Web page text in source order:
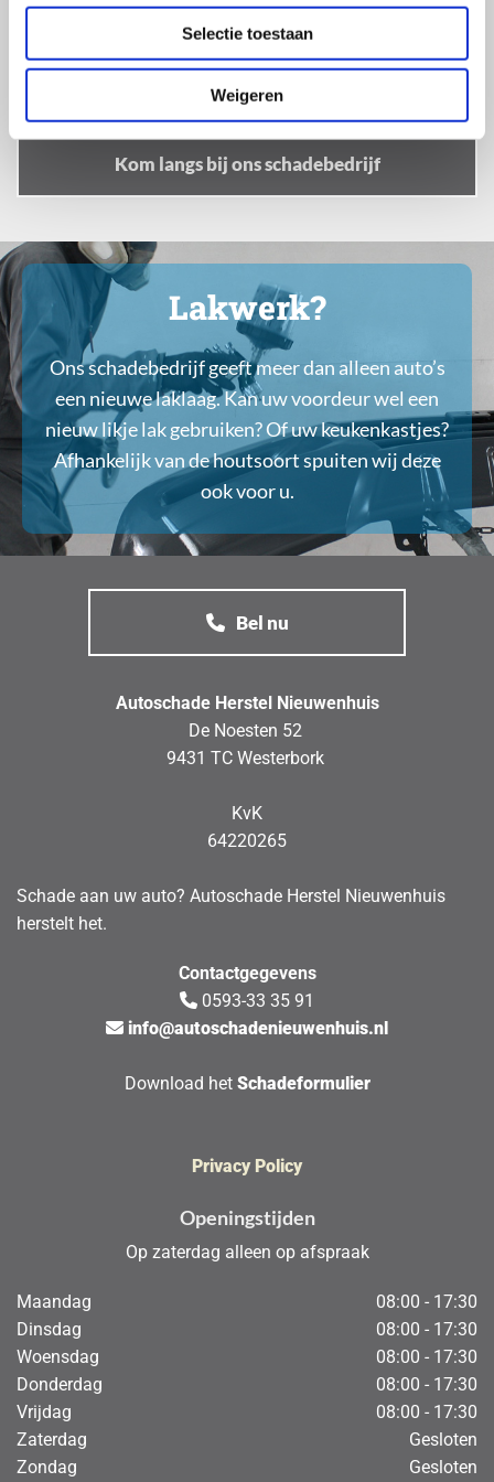
Selectie toestaan
Weigeren
om alles weer te monteren. Heeft u een vervangende
auto nodig tijdens de reparatie? Geen probleem! Dan
kunt u gebruikmaken van onzemobiliteitsservice
Kom langs bij ons schadebedrijf
Lakwerk?
Ons schadebedrijf geeft meer dan alleen auto’s
een nieuwe laklaag. Kan uw voordeur wel een
nieuw likje lak gebruiken? Of uw keukenkastjes?
Afhankelijk van de houtsoort spuiten wij deze
ook voor u.
Bel nu
Autoschade Herstel Nieuwenhuis
De Noesten 52
9431 TC Westerbork
KvK
64220265
Schade aan uw auto? Autoschade Herstel Nieuwenhuis
herstelt het.
Contactgegevens
 0593-33 35 91
 info@autoschadenieuwenhuis.nl
Download het Schadeformulier
Privacy Policy
Openingstijden
Op zaterdag alleen op afspraak
Maandag
08:00 - 17:30
Dinsdag
08:00 - 17:30
Woensdag
08:00 - 17:30
Donderdag
08:00 - 17:30
Vrijdag
08:00 - 17:30
Zaterdag
Gesloten
Zondag
Gesloten